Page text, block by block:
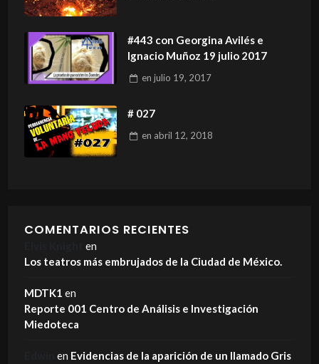
#443 con Georgina Avilés e
Ignacio Muñoz 19 julio 2017
en julio 19, 2017
# 027
en abril 12, 2018
COMENTARIOS RECIENTES
en
Los teatros más embrujados de la Ciudad de México.
MDTK1 en
Reporte 001 Centro de Análisis e Investigación
Miedoteca
en Evidencias de la aparición de un llamado Gris